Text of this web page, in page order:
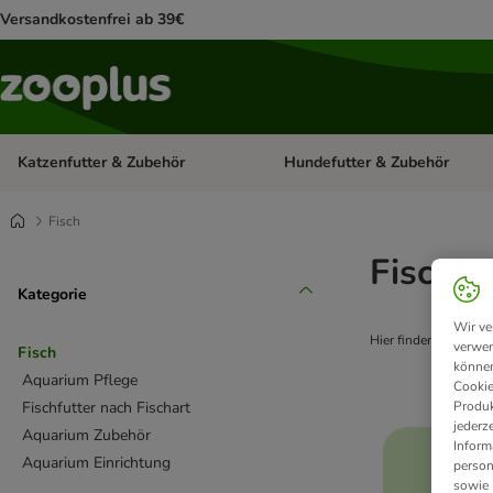
Versandkostenfrei ab 39€
Katzenfutter & Zubehör Kategorie-Menü öffnen:
Hundefutter & Zubehör
Fisch
Kategorie
Fisch
Aquarium Pflege
Fischfutter nach Fischart
Aquarium Zubehör
Aquarium Einrichtung
Hier finden Sie eine
Wir
sowie